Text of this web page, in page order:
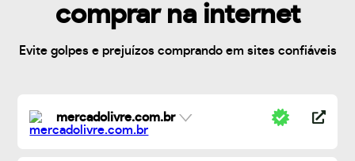
comprar na internet
Evite golpes e prejuízos comprando em sites confiáveis
mercadolivre.com.br